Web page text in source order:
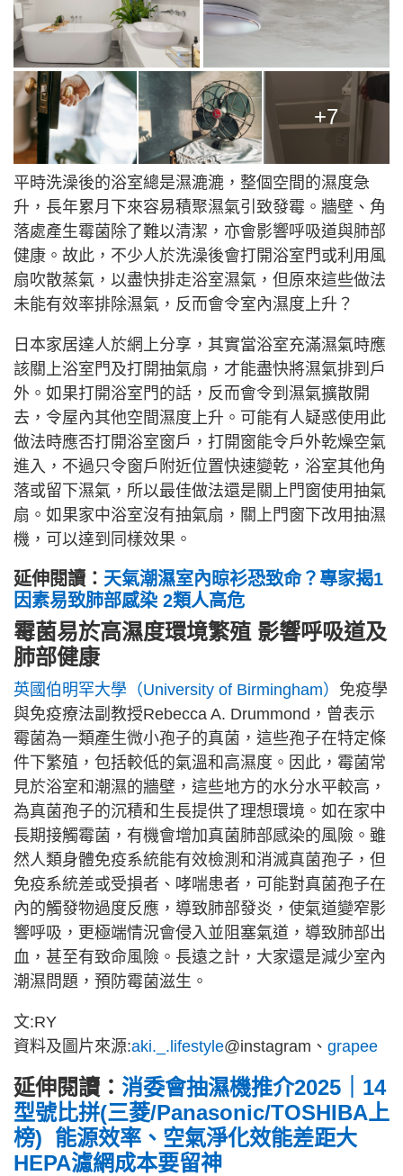
+7
平時洗澡後的浴室總是濕漉漉，整個空間的濕度急
升，長年累月下來容易積聚濕氣引致發霉。牆壁、角
落處產生霉菌除了難以清潔，亦會影響呼吸道與肺部
健康。故此，不少人於洗澡後會打開浴室門或利用風
扇吹散蒸氣，以盡快排走浴室濕氣，但原來這些做法
未能有效率排除濕氣，反而會令室內濕度上升？
日本家居達人於網上分享，其實當浴室充滿濕氣時應
該關上浴室門及打開抽氣扇，才能盡快將濕氣排到戶
外。如果打開浴室門的話，反而會令到濕氣擴散開
去，令屋內其他空間濕度上升。可能有人疑惑使用此
做法時應否打開浴室窗戶，打開窗能令戶外乾燥空氣
進入，不過只令窗戶附近位置快速變乾，浴室其他角
落或留下濕氣，所以最佳做法還是關上門窗使用抽氣
扇。如果家中浴室沒有抽氣扇，關上門窗下改用抽濕
機，可以達到同樣效果。
延伸閱讀： 天氣潮濕室內晾衫恐致命？專家揭1
因素易致肺部感染 2類人高危
霉菌易於高濕度環境繁殖 影響呼吸道及
肺部健康
英國伯明罕大學（University of Birmingham） 免疫學
與免疫療法副教授Rebecca A. Drummond，曾表示
霉菌為一類產生微小孢子的真菌，這些孢子在特定條
件下繁殖，包括較低的氣溫和高濕度。因此，霉菌常
見於浴室和潮濕的牆壁，這些地方的水分水平較高，
為真菌孢子的沉積和生長提供了理想環境。如在家中
長期接觸霉菌，有機會增加真菌肺部感染的風險。雖
然人類身體免疫系統能有效檢測和消滅真菌孢子，但
免疫系統差或受損者、哮喘患者，可能對真菌孢子在
內的觸發物過度反應，導致肺部發炎，使氣道變窄影
響呼吸，更極端情況會侵入並阻塞氣道，導致肺部出
血，甚至有致命風險。長遠之計，大家還是減少室內
潮濕問題，預防霉菌滋生。
文:RY
資料及圖片來源:aki._.lifestyle@instagram、 grapee
延伸閱讀： 消委會抽濕機推介2025｜14
型號比拼(三菱/Panasonic/TOSHIBA上
榜) 能源效率、空氣淨化效能差距大
HEPA濾網成本要留神